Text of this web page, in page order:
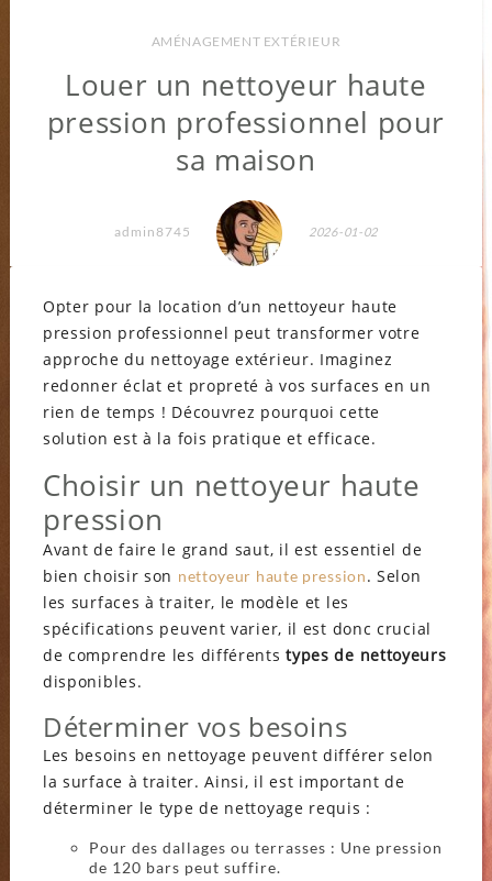
AMÉNAGEMENT EXTÉRIEUR
Louer un nettoyeur haute
pression professionnel pour
sa maison
admin8745 2026-01-02
Opter pour la location d’un nettoyeur haute
pression professionnel peut transformer votre
approche du nettoyage extérieur. Imaginez
redonner éclat et propreté à vos surfaces en un
rien de temps ! Découvrez pourquoi cette
solution est à la fois pratique et efficace.
Choisir un nettoyeur haute
pression
Avant de faire le grand saut, il est essentiel de
bien choisir son nettoyeur haute pression. Selon
les surfaces à traiter, le modèle et les
spécifications peuvent varier, il est donc crucial
de comprendre les différentstypes de nettoyeurs
disponibles.
Déterminer vos besoins
Les besoins en nettoyage peuvent différer selon
la surface à traiter. Ainsi, il est important de
déterminer le type de nettoyage requis :
Pour des dallages ou terrasses : Une pression
de 120 bars peut suffire.